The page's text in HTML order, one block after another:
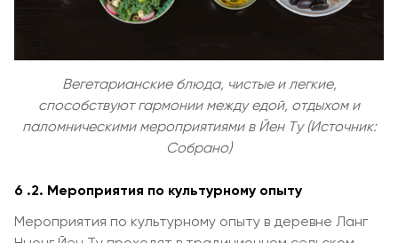
Вегетарианские блюда, чистые и легкие,
способствуют гармонии между едой, отдыхом и
паломническими мероприятиями в Йен Ту (Источник:
Собрано)
6 .2. Мероприятия по культурному опыту
Мероприятия по культурному опыту в деревне Ланг